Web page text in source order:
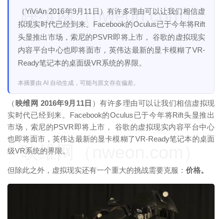
（YiViAn 2016年9月11日）有许多理由可以让我们相信虚
拟现实时代已经到来。Facebook的Oculus已于今年将Rift
头显推出市场，索尼的PSVR即将上市， 谷歌的虚拟现实
内容平台中心也即将面市，英伟达最新的显卡模糊了VR-
Ready笔记本的桌面级VR系统的界限。
本摘要由 AI 自动生成，可能与原文存在偏差。
（ 映维网 2016年9月11日 ）有许多理由可以让我们相信虚拟现
实时代已经到来。Facebook的Oculus已于今年将Rift头显推出
市场，索尼的PSVR即将上市， 谷歌的虚拟现实内容平台中心
也即将面市，英伟达最新的显卡模糊了VR-Ready笔记本的桌面
级VR系统的界限。
但除此之外，虚拟现实还有一个重大的挑战需要克服： 价格。
映维网（nweon.com）
映维网（nweon.com）